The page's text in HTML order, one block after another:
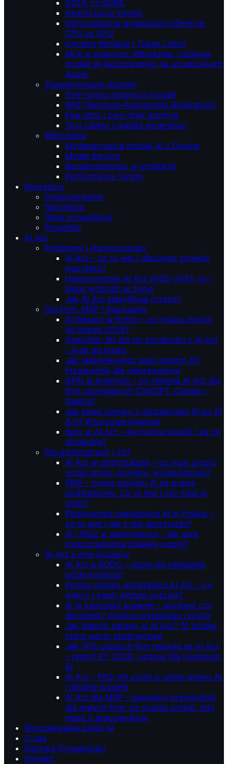
GGUF vs GGML
Kwantyzacja modeli
Optymalizacja wydajności inference:
CPU vs GPU
Context Window i Token Limits
MLX w praktyce: Wdrażanie i obsługa
modeli AI bezpośrednio na urządzeniach
Apple.
Zaawansowane techniki
Fine-tuning lokalnych modeli
RAG (Retrieval‑Augmented Generation)
Few-shot i zero-shot learning
Tool calling i guided generation
Wdrożenia
Konteneryzacja modeli AI z Docker
Model Serving
Bezpieczeństwo w produkcji
Performance Tuning
Narzędzia
Podsumowanie
Narzędzia
Serie poradników
Poradniki
AI Act
Podstawy i Harmonogram
AI Act – co to jest i dlaczego zmienia
wszystko?
Harmonogram AI Act 2025–2027: co i
kiedy wchodzi w życie
Jak AI Act klasyfikuje ryzyko?
Dla Firm, MŚP i Startupów
AI literacy w firmie – co musisz zrobić
od lutego 2025?
Checklist: 90 dni do zgodności z AI Act
– krok po kroku
Jak sklasyfikować swój system AI?
Przewodnik dla nieprawników
GPAI w praktyce – co zmienia AI Act dla
firm używających ChatGPT, Claude i
Gemini?
Jak pisać umowy z dostawcami AI po AI
Act? Wzorcowe klauzule
Kary w AI Act – ile można stracić i za co
dokładnie?
Dla administracji i JST
AI Act w samorządzie – co musi zrobić
urząd gminy, powiatu, województwa?
FRIA – ocena wpływu AI na prawa
podstawowe. Co to jest i kto musi ją
robić?
Piaskownica regulacyjna AI w Polsce –
co to jest i jak z niej skorzystać?
AI i NIS2 w administracji – jak dwa
rozporządzenia działają razem?
AI Act a inne przepisy
AI Act a RODO – gdzie się nakładają,
gdzie kolidują?
Polska ustawa wdrażająca AI Act – co
wiemy i kiedy będzie gotowa?
AI w kancelarii prawnej – asystent czy
decydent? Granica wysokiego ryzyka
Jak śledzić zmiany w AI Act? 10 źródeł,
które warto obserwować
Jak 70% polskich firm reaguje na AI Act
– raport EY 2026 i szanse dla lokalnego
AI
AI Act – FAQ: 40 pytań o unijne prawo AI
i lokalne modele
AI Act dla MŚP – specjalny przewodnik
dla małych firm: co musisz zrobić, gdy
masz 5 pracowników
Wyszukiwarka pojęć AI
O nas
Polityka Prywatności
Kontakt